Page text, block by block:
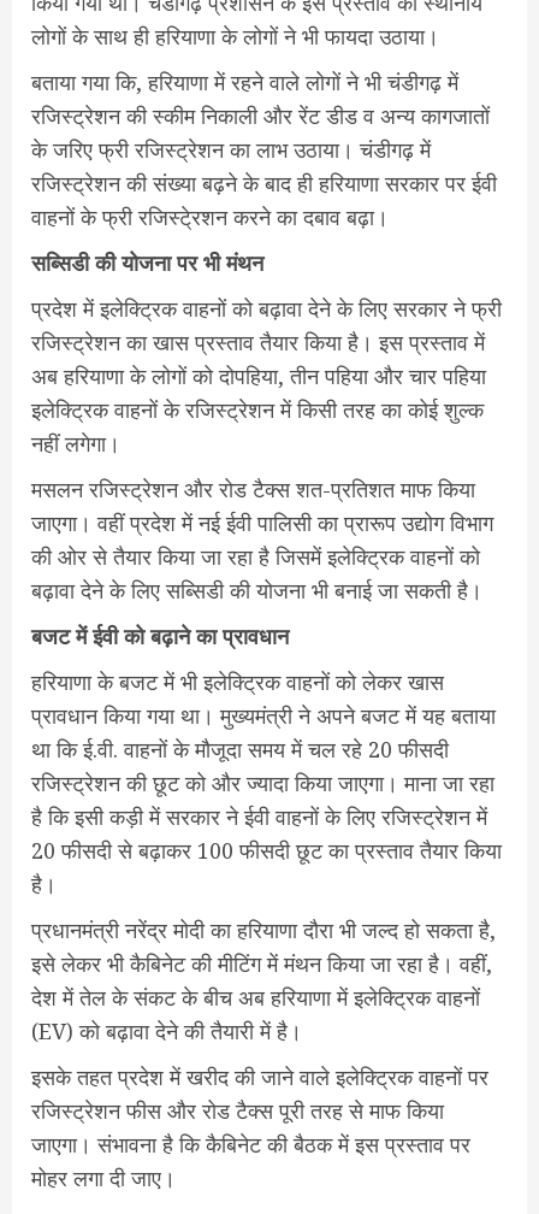
लोगों के साथ ही हरियाणा के लोगों ने भी फायदा उठाया।
बताया गया कि, हरियाणा में रहने वाले लोगों ने भी चंडीगढ़ में
रजिस्ट्रेशन की स्कीम निकाली और रेंट डीड व अन्य कागजातों
के जरिए फ्री रजिस्ट्रेशन का लाभ उठाया। चंडीगढ़ में
रजिस्ट्रेशन की संख्या बढ़ने के बाद ही हरियाणा सरकार पर ईवी
वाहनों के फ्री रजिस्टे्रशन करने का दबाव बढ़ा।
सब्सिडी की योजना पर भी मंथन
प्रदेश में इलेक्ट्रिक वाहनों को बढ़ावा देने के लिए सरकार ने फ्री
रजिस्ट्रेशन का खास प्रस्ताव तैयार किया है। इस प्रस्ताव में
अब हरियाणा के लोगों को दोपहिया, तीन पहिया और चार पहिया
इलेक्ट्रिक वाहनों के रजिस्ट्रेशन में किसी तरह का कोई शुल्क
नहीं लगेगा।
मसलन रजिस्ट्रेशन और रोड टैक्स शत-प्रतिशत माफ किया
जाएगा। वहीं प्रदेश में नई ईवी पालिसी का प्रारूप उद्योग विभाग
की ओर से तैयार किया जा रहा है जिसमें इलेक्ट्रिक वाहनों को
बढ़ावा देने के लिए सब्सिडी की योजना भी बनाई जा सकती है।
बजट में ईवी को बढ़ाने का प्रावधान
हरियाणा के बजट में भी इलेक्ट्रिक वाहनों को लेकर खास
प्रावधान किया गया था। मुख्यमंत्री ने अपने बजट में यह बताया
था कि ई.वी. वाहनों के मौजूदा समय में चल रहे 20 फीसदी
रजिस्ट्रेशन की छूट को और ज्यादा किया जाएगा। माना जा रहा
है कि इसी कड़ी में सरकार ने ईवी वाहनों के लिए रजिस्ट्रेशन में
20 फीसदी से बढ़ाकर 100 फीसदी छूट का प्रस्ताव तैयार किया
है।
प्रधानमंत्री नरेंद्र मोदी का हरियाणा दौरा भी जल्द हो सकता है,
इसे लेकर भी कैबिनेट की मीटिंग में मंथन किया जा रहा है। वहीं,
देश में तेल के संकट के बीच अब हरियाणा में इलेक्ट्रिक वाहनों
(EV) को बढ़ावा देने की तैयारी में है।
इसके तहत प्रदेश में खरीद की जाने वाले इलेक्ट्रिक वाहनों पर
रजिस्ट्रेशन फीस और रोड टैक्स पूरी तरह से माफ किया
जाएगा। संभावना है कि कैबिनेट की बैठक में इस प्रस्ताव पर
मोहर लगा दी जाए।